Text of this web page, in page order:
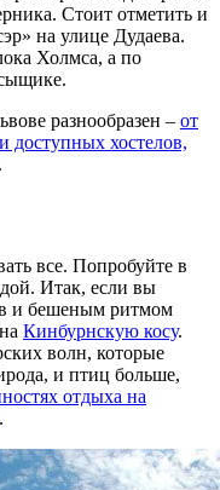
Стоит отметить и
на улице Дудаева.
Холмса, а по
разнообразен – от
доступных хостелов,
.
все. Попробуйте в
Итак, если вы
и бешеным ритмом
Кинбурнскую косу.
волн, которые
и птиц больше,
отдыха на
.